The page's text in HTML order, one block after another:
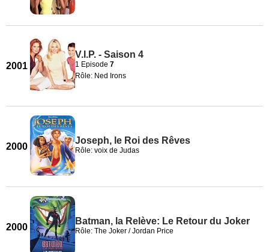
2001
V.I.P. - Saison 4
1 Episode 7
Rôle: Ned Irons
2000
Joseph, le Roi des Rêves
Rôle: voix de Judas
2000
Batman, la Relève: Le Retour du Joker
Rôle: The Joker / Jordan Price